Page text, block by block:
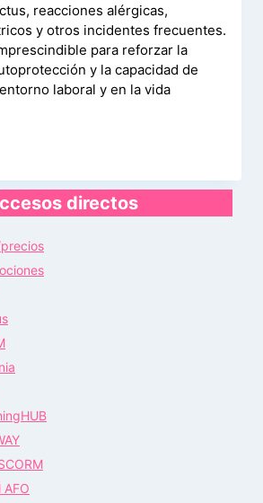
reacciones alérgicas,
y otros incidentes frecuentes.
para reforzar la
y la capacidad de
laboral y en la vida
directos